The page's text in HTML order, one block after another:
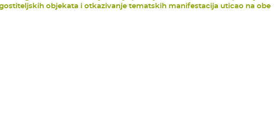
objekata i otkazivanje tematskih manifestacija uticao na obe